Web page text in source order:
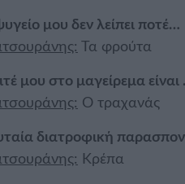
μου δεν λείπει ποτέ…
Τα φρούτα
μου στο μαγείρεμα είναι
Ο τραχανάς
διατροφική
Κρέπα